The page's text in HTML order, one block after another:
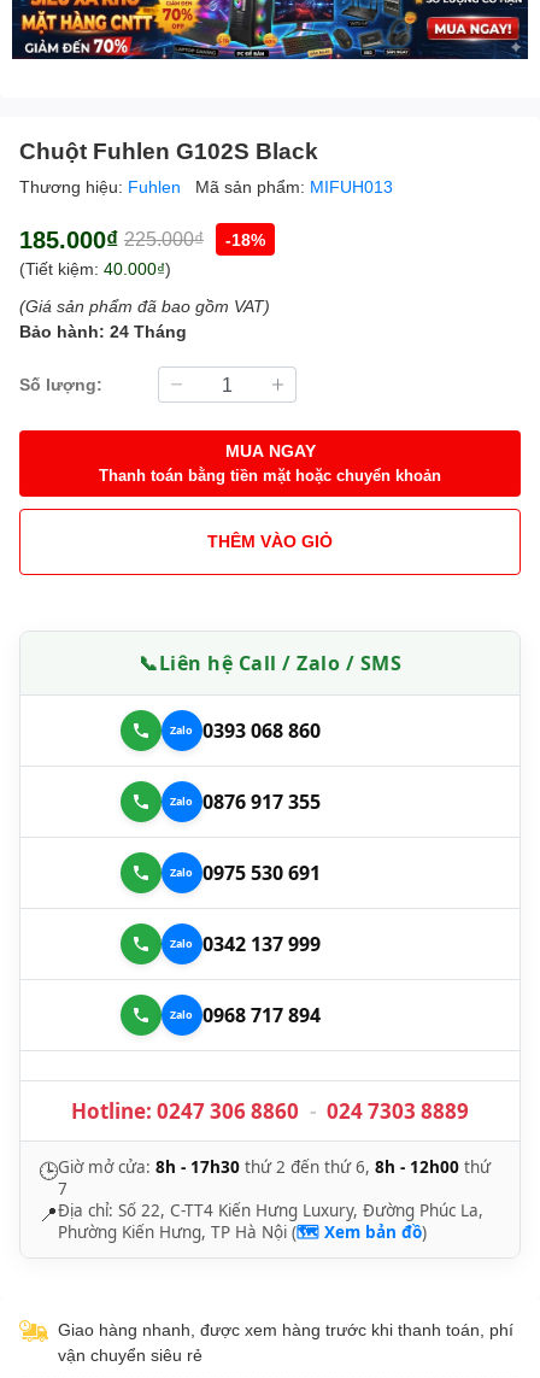
Chuột Fuhlen G102S Black
Thương hiệu: Fuhlen Mã sản phẩm: MIFUH013
185.000₫ 225.000₫
-18%
(Tiết kiệm: 40.000₫)
(Giá sản phẩm đã bao gồm VAT)
Bảo hành: 24 Tháng
Số lượng:
MUA NGAY
Thanh toán bằng tiền mặt hoặc chuyển khoản
THÊM VÀO GIỎ
📞Liên hệ Call / Zalo / SMS
0393 068 860
0876 917 355
0975 530 691
0342 137 999
0968 717 894
Hotline: 0247 306 8860 - 024 7303 8889
🕒Giờ mở cửa: 8h - 17h30 thứ 2 đến thứ 6, 8h - 12h00 thứ
7
📍Địa chỉ: Số 22, C-TT4 Kiến Hưng Luxury, Đường Phúc La,
Phường Kiến Hưng, TP Hà Nội (🗺️ Xem bản đồ)
Giao hàng nhanh, được xem hàng trước khi thanh toán, phí
vận chuyển siêu rẻ